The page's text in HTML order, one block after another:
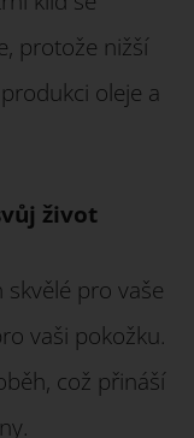
protože nižší
oleje a
život
pro vaše
vaši pokožku.
což přináší